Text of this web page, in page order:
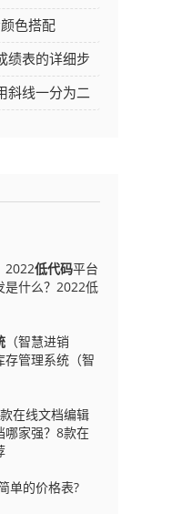
色搭配
绩表的详细步
斜线一分为二
2022低代码平台
是什么？2022低
（智慧进销
管理系统（智
在线文档编辑
哪家强？8款在
单的价格表?